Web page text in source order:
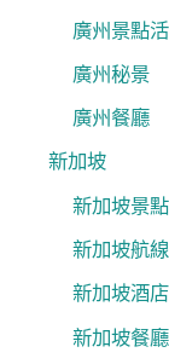
廣州景點
廣州秘景
廣州餐廳
新加坡
新加坡景
新加坡航線
新加坡酒店
新加坡餐廳